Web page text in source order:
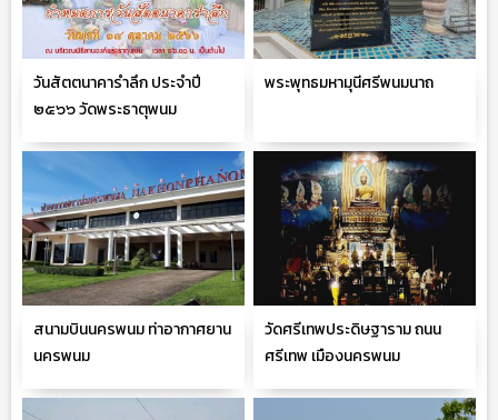
วันสัตตนาคารำลึก ประจำปี
๒๕๖๖ วัดพระธาตุพนม
พระพุทธมหามุนีศรีพนมนาถ
สนามบินนครพนม ท่าอากาศยาน
นครพนม
วัดศรีเทพประดิษฐาราม ถนน
ศรีเทพ เมืองนครพนม